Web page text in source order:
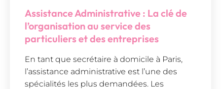
Assistance Administrative : La clé de
l’organisation au service des
particuliers et des entreprises
En tant que secrétaire à domicile à Paris,
l’assistance administrative est l’une des
spécialités les plus demandées. Les